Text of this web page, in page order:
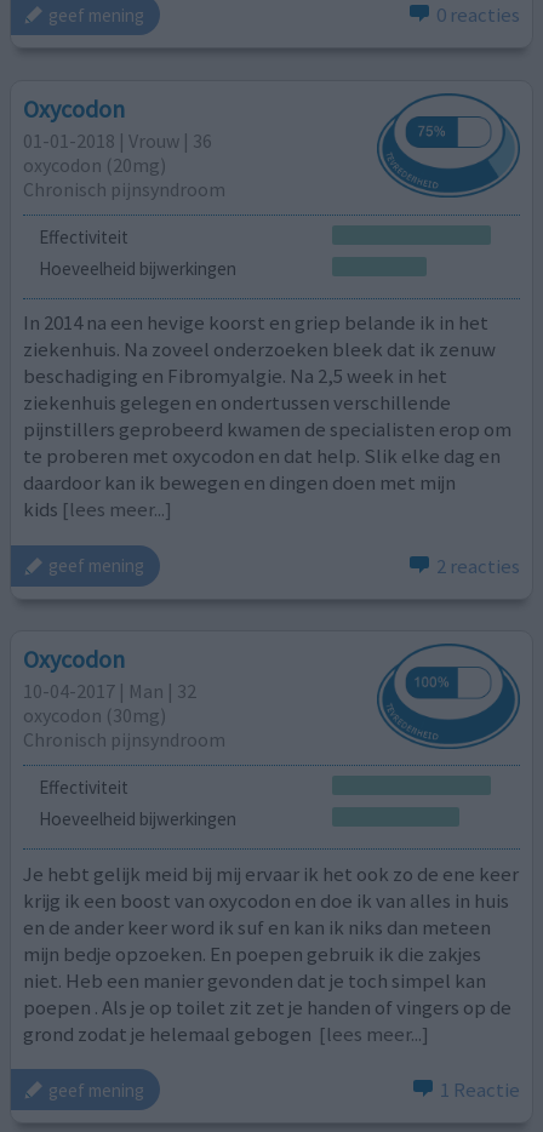
geef mening 0 reacties
Oxycodon
01-01-2018 | Vrouw | 36
oxycodon (20mg)
Chronisch pijnsyndroom
Effectiviteit
Hoeveelheid bijwerkingen
In 2014 na een hevige koorst en griep belande ik in het
ziekenhuis. Na zoveel onderzoeken bleek dat ik zenuw
beschadiging en Fibromyalgie. Na 2,5 week in het
ziekenhuis gelegen en ondertussen verschillende
pijnstillers geprobeerd kwamen de specialisten erop om
te proberen met oxycodon en dat help. Slik elke dag en
daardoor kan ik bewegen en dingen doen met mijn
kids [lees meer...]
geef mening 2 reacties
Oxycodon
10-04-2017 | Man | 32
oxycodon (30mg)
Chronisch pijnsyndroom
Effectiviteit
Hoeveelheid bijwerkingen
Je hebt gelijk meid bij mij ervaar ik het ook zo de ene keer
krijg ik een boost van oxycodon en doe ik van alles in huis
en de ander keer word ik suf en kan ik niks dan meteen
mijn bedje opzoeken. En poepen gebruik ik die zakjes
niet. Heb een manier gevonden dat je toch simpel kan
poepen . Als je op toilet zit zet je handen of vingers op de
grond zodat je helemaal gebogen [lees meer...]
geef mening 1 Reactie